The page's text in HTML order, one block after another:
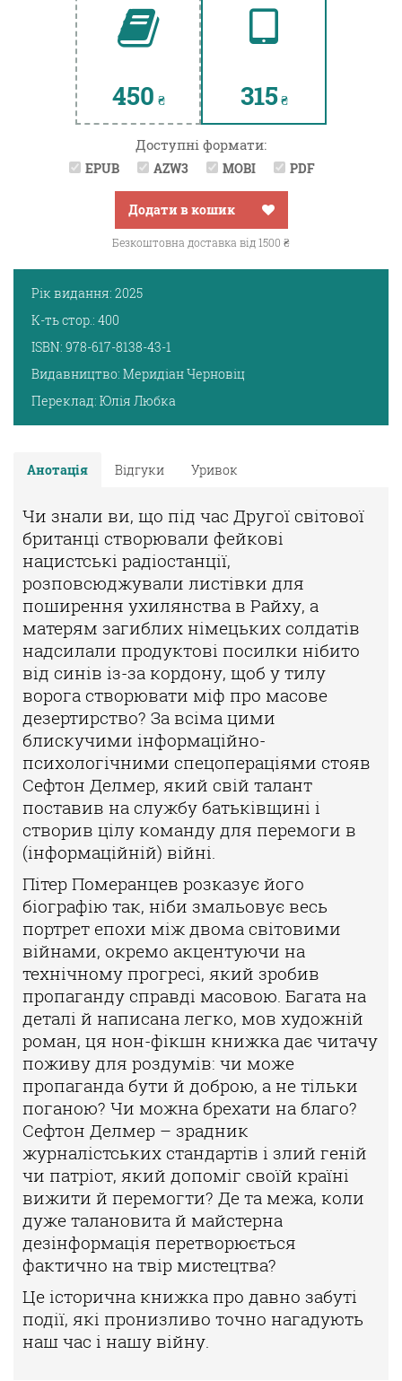
450 ₴ 315₴
Доступні формати:
EPUB AZW3 MOBI PDF
Додати в кошик
Безкоштовна доставка від 1500 ₴
Рік видання: 2025
К-ть стор.: 400
ISBN: 978-617-8138-43-1
Видавництво: Меридіан Черновіц
Переклад: Юлія Любка
Анотація Відгуки Уривок
Чи знали ви, що під час Другої світової
британці створювали фейкові
нацистські радіостанції,
розповсюджували листівки для
поширення ухилянства в Райху, а
матерям загиблих німецьких солдатів
надсилали продуктові посилки нібито
від синів із-за кордону, щоб у тилу
ворога створювати міф про масове
дезертирство? За всіма цими
блискучими інформаційно-
психологічними спецопераціями стояв
Сефтон Делмер, який свій талант
поставив на службу батьківщині і
створив цілу команду для перемоги в
(інформаційній) війні.
Пітер Померанцев розказує його
біографію так, ніби змальовує весь
портрет епохи між двома світовими
війнами, окремо акцентуючи на
технічному прогресі, який зробив
пропаганду справді масовою. Багата на
деталі й написана легко, мов художній
роман, ця нон-фікшн книжка дає читачу
поживу для роздумів: чи може
пропаганда бути й доброю, а не тільки
поганою? Чи можна брехати на благо?
Сефтон Делмер – зрадник
журналістських стандартів і злий геній
чи патріот, який допоміг своїй країні
вижити й перемогти? Де та межа, коли
дуже талановита й майстерна
дезінформація перетворюється
фактично на твір мистецтва?
Це історична книжка про давно забуті
події, які пронизливо точно нагадують
наш час і нашу війну.